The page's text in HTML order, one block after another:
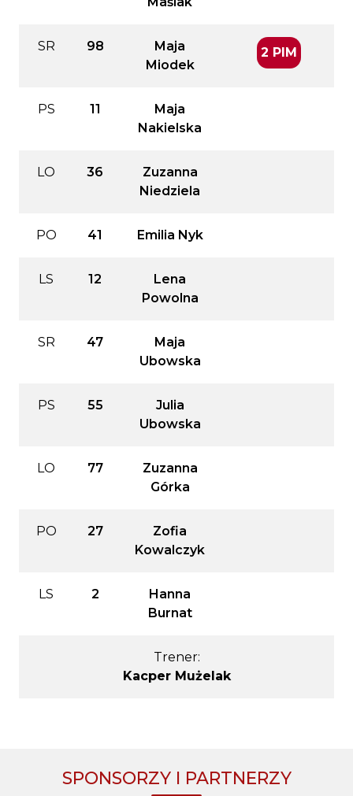
SR 98
Maja
Miodek
2 PIM
PS 11
Maja
Nakielska
LO 36
Zuzanna
Niedziela
PO 41 Emilia Nyk
LS 12
Lena
Powolna
SR 47
Maja
Ubowska
PS 55
Julia
Ubowska
LO 77
Zuzanna
Górka
PO 27
Zofia
Kowalczyk
LS 2
Hanna
Burnat
Trener:
Kacper Mużelak
SPONSORZY I PARTNERZY